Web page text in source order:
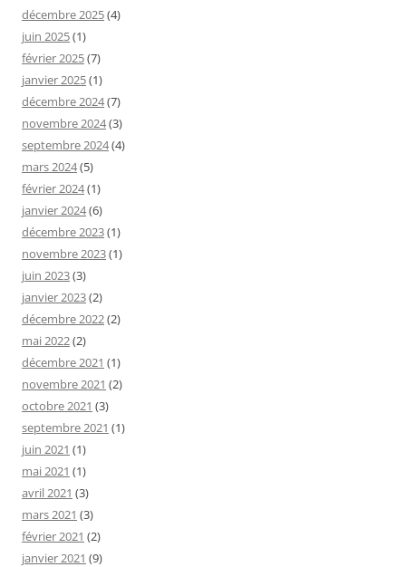
décembre 2025(4)
juin 2025(1)
février 2025(7)
janvier 2025(1)
décembre 2024(7)
novembre 2024(3)
septembre 2024(4)
mars 2024(5)
février 2024(1)
janvier 2024(6)
décembre 2023(1)
novembre 2023(1)
juin 2023(3)
janvier 2023(2)
décembre 2022(2)
mai 2022(2)
décembre 2021 (1)
novembre 2021 (2)
octobre 2021 (3)
septembre 2021 (1)
juin 2021 (1)
mai 2021 (1)
avril 2021 (3)
mars 2021 (3)
février 2021 (2)
janvier 2021 (9)